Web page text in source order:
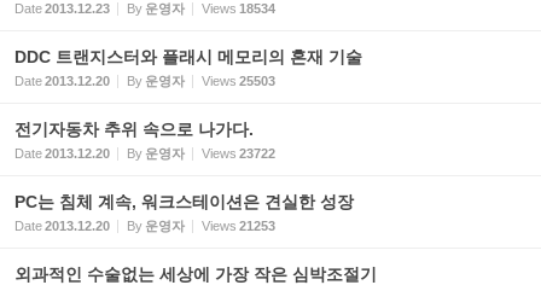
Date2013.12.23 By 운영자 Views 18534
DDC 트랜지스터와 플래시 메모리의 혼재 기술
Date2013.12.20 By 운영자 Views 25503
전기자동차 추위 속으로 나가다.
Date2013.12.20 By 운영자 Views 23722
PC는 침체 계속, 워크스테이션은 견실한 성장
Date2013.12.20 By 운영자 Views 21253
외과적인 수술없는 세상에 가장 작은 심박조절기